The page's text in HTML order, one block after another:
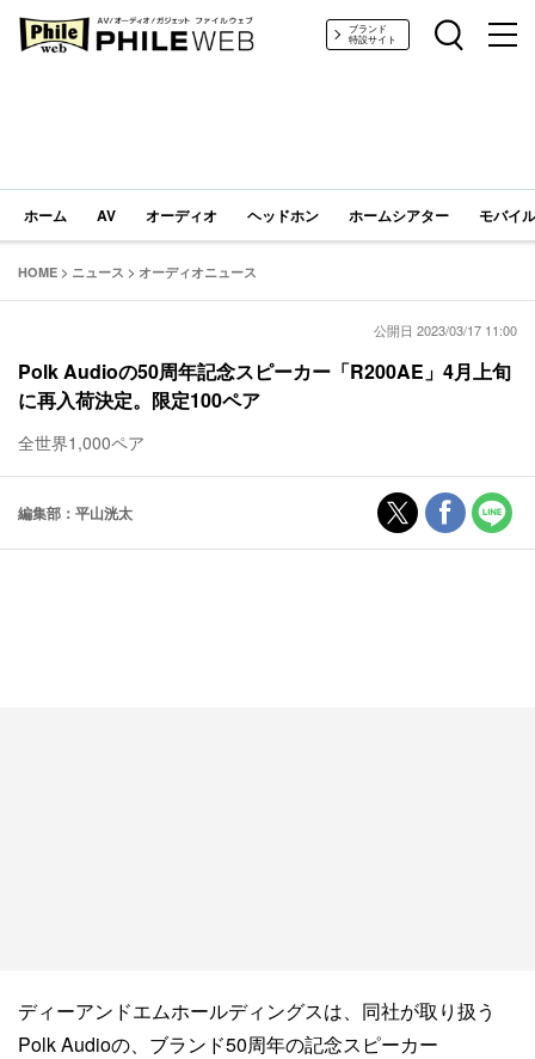
PHILE WEB｜AV/オーディオ/ガジェットブランド
特設サイト
ホーム AV オーディオ ヘッドホン ホームシアター モバイ
HOME > ニュース > オーディオニュース
公開日 2023/03/17 11:00
Polk Audioの50周年記念スピーカー「R200AE」4月上旬
に再入荷決定。限定100ペア
全世界1,000ペア
編集部：平山洸太
ディーアンドエムホールディングスは、同社が取り扱う
Polk Audioの、ブランド50周年の記念スピーカー